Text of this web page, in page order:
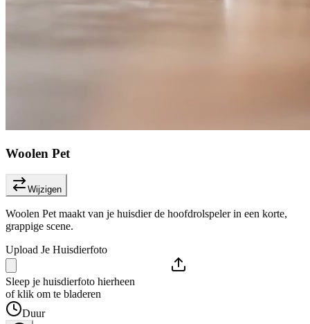
Woolen Pet
Wijzigen
Woolen Pet maakt van je huisdier de hoofdrolspeler in een korte,
grappige scene.
Upload Je Huisdierfoto
Sleep je huisdierfoto hierheen
of klik om te bladeren
Duur